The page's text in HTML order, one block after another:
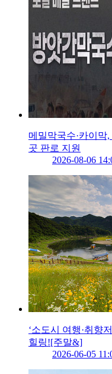
메밀막국수·카이
곳 판로 지원
2026-08-06
‘소도시 여행·취향
힐링![주말&]
2026-06-05